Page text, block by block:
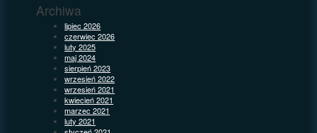
Archiwa
lipiec 2026
czerwiec 2026
luty 2025
maj 2024
sierpień 2023
wrzesień 2022
wrzesień 2021
kwiecień 2021
marzec 2021
luty 2021